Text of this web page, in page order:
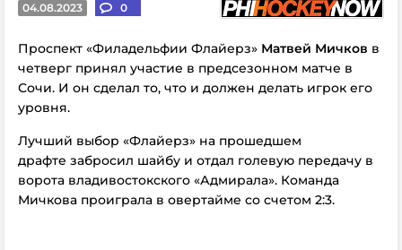
04.08.2023 0
Проспект «Филадельфии Флайерз» Матвей Мичков в
четверг принял участие в предсезонном матче в
Сочи. И он сделал то, что и должен делать игрок его
уровня.
Лучший выбор «Флайерз» на прошедшем
драфте забросил шайбу и отдал голевую передачу в
ворота владивостокского «Адмирала». Команда
Мичкова проиграла в овертайме со счетом 2:3.